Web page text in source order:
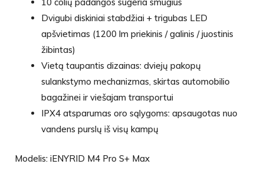
10 colių padangos sugeria smūgius
Dvigubi diskiniai stabdžiai + trigubas LED
apšvietimas (1200 lm priekinis / galinis / juostinis
žibintas)
Vietą taupantis dizainas: dviejų pakopų
sulankstymo mechanizmas, skirtas automobilio
bagažinei ir viešajam transportui
IPX4 atsparumas oro sąlygoms: apsaugotas nuo
vandens purslų iš visų kampų
Modelis: iENYRID M4 Pro S+ Max